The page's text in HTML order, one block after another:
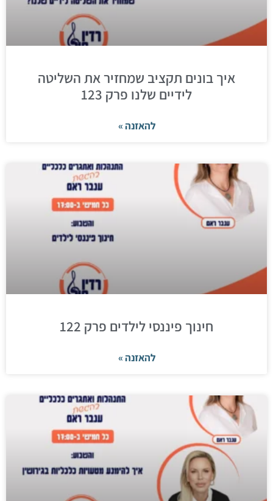
איך בונים תקציב שמחזיר את השליטה
לידיים שלנו פרק 123
להאזנה »
חינוך פיננסי לילדים פרק 122
להאזנה »